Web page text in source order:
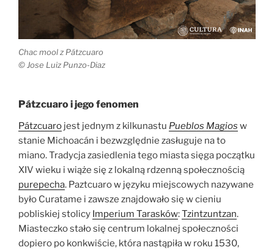
Chac mool z Pátzcuaro
© Jose Luiz Punzo-Diaz
Pátzcuaro i jego fenomen
Pátzcuaro jest jednym z kilkunastu Pueblos Magios w
stanie Michoacán i bezwzględnie zasługuje na to
miano. Tradycja zasiedlenia tego miasta sięga początku
XIV wieku i wiąże się z lokalną rdzenną społecznością
purepecha. Paztcuaro w języku miejscowych nazywane
było Curatame i zawsze znajdowało się w cieniu
pobliskiej stolicy Imperium Tarasków:Tzintzuntzan.
Miasteczko stało się centrum lokalnej społeczności
dopiero po konkwiście, która nastąpiła w roku 1530,